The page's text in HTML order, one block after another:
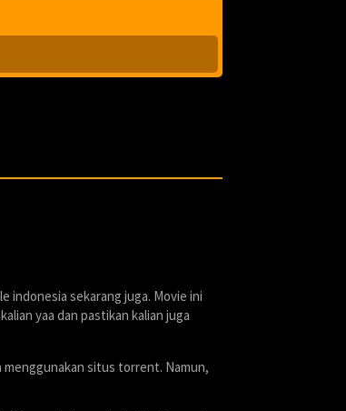
sekarang juga. Movie ini
yaa dan pastikan kalian juga
menggunakan situs torrent. Namun,